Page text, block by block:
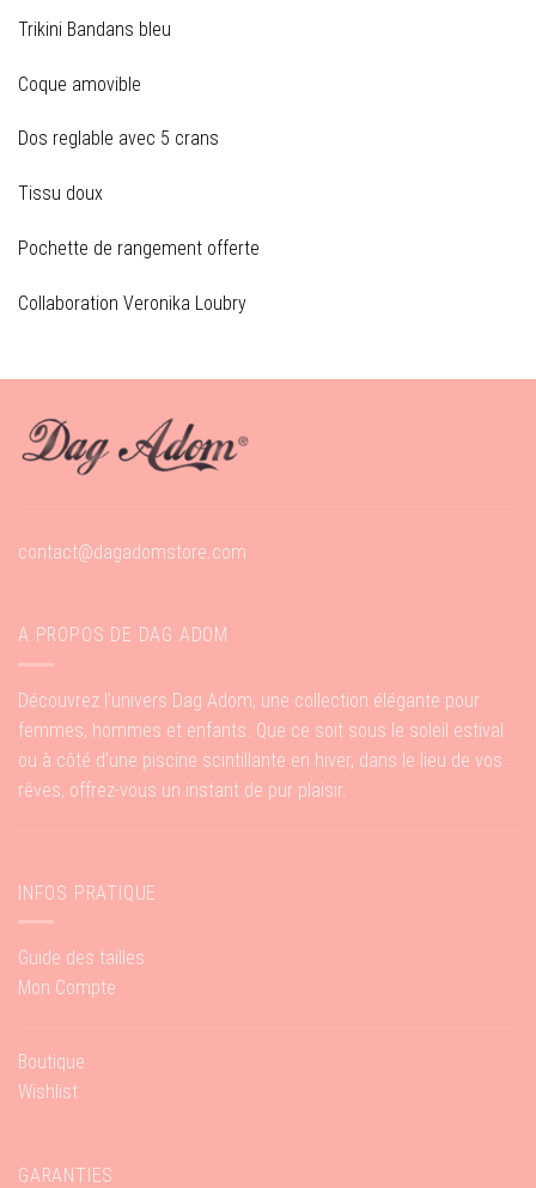
Trikini Bandans bleu
Coque amovible
Dos reglable avec 5 crans
Tissu doux
Pochette de rangement offerte
Collaboration Veronika Loubry
contact@dagadomstore.com
A PROPOS DE DAG ADOM
Découvrez l’univers Dag Adom, une collection élégante pour
femmes, hommes et enfants. Que ce soit sous le soleil estival
ou à côté d’une piscine scintillante en hiver, dans le lieu de vos
rêves, offrez-vous un instant de pur plaisir.
INFOS PRATIQUE
Guide des tailles
Mon Compte
Boutique
Wishlist
GARANTIES